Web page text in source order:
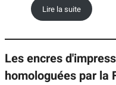
Lire la suite
Les encres
homologuées par la